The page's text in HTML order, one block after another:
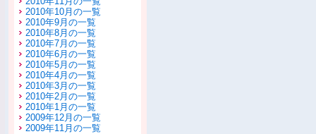
2010年10月の一覧
2010年9月の一覧
2010年8月の一覧
2010年7月の一覧
2010年6月の一覧
2010年5月の一覧
2010年4月の一覧
2010年3月の一覧
2010年2月の一覧
2010年1月の一覧
2009年12月の一覧
2009年11月の一覧